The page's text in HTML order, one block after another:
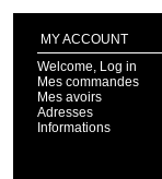
MY ACCOUNT
Welcome, Log in
Mes commandes
Mes avoirs
Adresses
Informations